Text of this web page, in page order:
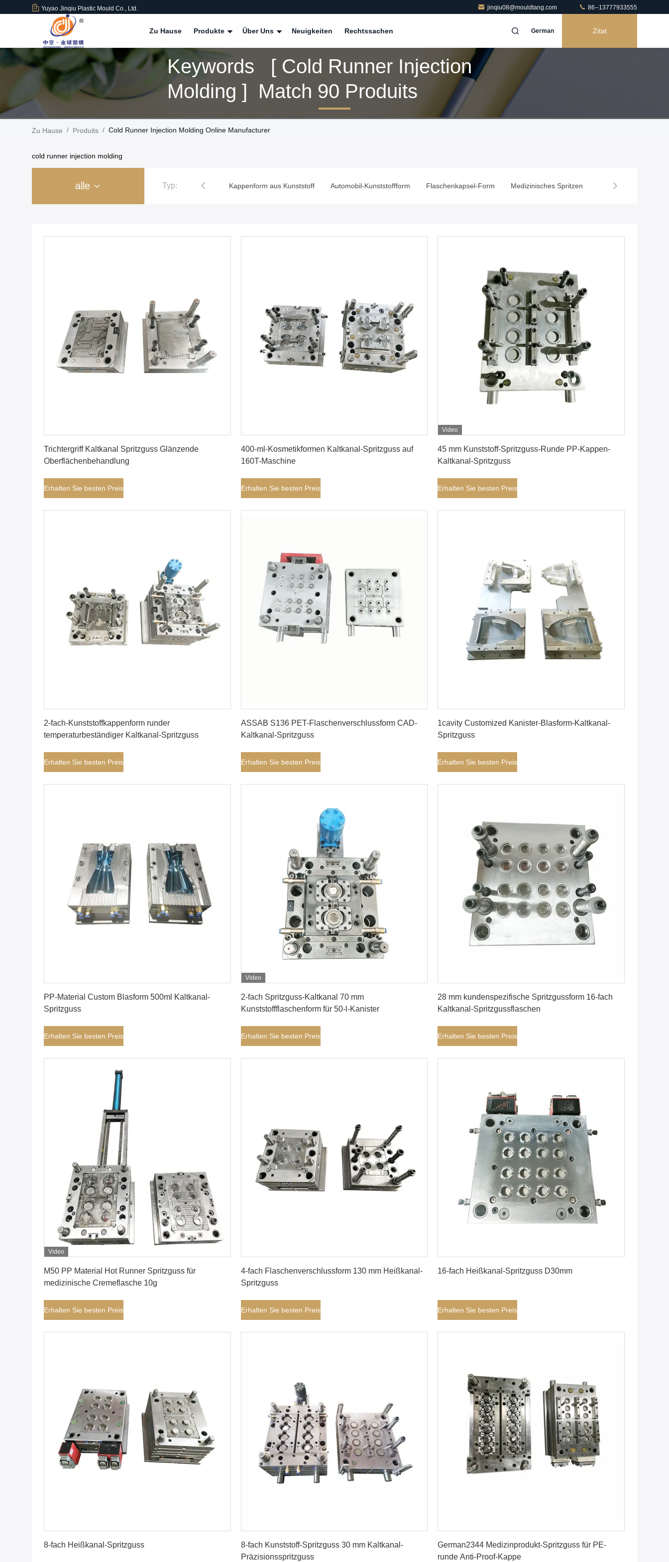
Yuyao Jinqiu Plastic Mould Co., Ltd. jinqiu08@mouldtang.com 86--13777933555
Zu Hause Produkte Über Uns Neuigkeiten Rechtssachen German Zitat
Keywords [ Cold Runner Injection
Molding ] Match 90 Produits
Zu Hause / Produits / Cold Runner Injection Molding Online Manufacturer
cold runner injection molding
alle Typ:
Kunststoffspritzguss Kappenform aus Kunststoff Automobil-Kunststoffform Flaschenkapsel-Form Medizinisches Spritzen Haushaltsgerät-Form
Trichtergriff Kaltkanal Spritzguss Glänzende
Oberflächenbehandlung
Erhalten Sie besten Preis
400-ml-Kosmetikformen Kaltkanal-Spritzguss auf
160T-Maschine
Erhalten Sie besten Preis
Video
45 mm Kunststoff-Spritzguss-Runde PP-Kappen-
Kaltkanal-Spritzguss
Erhalten Sie besten Preis
2-fach-Kunststoffkappenform runder
temperaturbeständiger Kaltkanal-Spritzguss
Erhalten Sie besten Preis
ASSAB S136 PET-Flaschenverschlussform CAD-
Kaltkanal-Spritzguss
Erhalten Sie besten Preis
1cavity Customized Kanister-Blasform-Kaltkanal-
Spritzguss
Erhalten Sie besten Preis
PP-Material Custom Blasform 500ml Kaltkanal-
Spritzguss
Erhalten Sie besten Preis
Video
2-fach Spritzguss-Kaltkanal 70 mm
Kunststoffflaschenform für 50-l-Kanister
Erhalten Sie besten Preis
28 mm kundenspezifische Spritzgussform 16-fach
Kaltkanal-Spritzgussflaschen
Erhalten Sie besten Preis
Video
M50 PP Material Hot Runner Spritzguss für
medizinische Cremeflasche 10g
Erhalten Sie besten Preis
4-fach Flaschenverschlussform 130 mm Heißkanal-
Spritzguss
Erhalten Sie besten Preis
16-fach Heißkanal-Spritzguss D30mm
Erhalten Sie besten Preis
8-fach Heißkanal-Spritzguss
8-fach Kunststoff-Spritzguss 30 mm Kaltkanal-
Präzisionsspritzguss
German2344 Medizinprodukt-Spritzguss für PE-
runde Anti-Proof-Kappe